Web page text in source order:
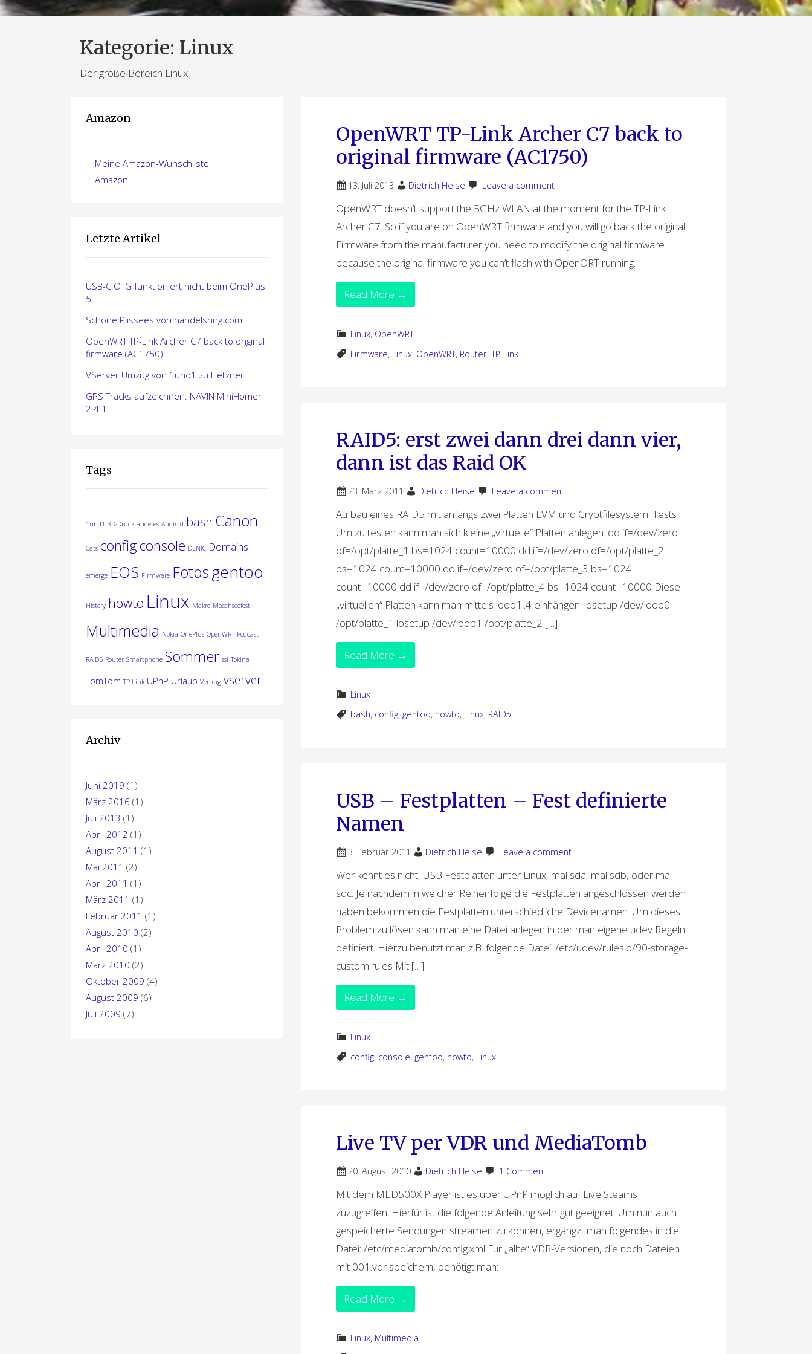
Kategorie: Linux
Der große Bereich Linux
OpenWRT TP-Link Archer C7 back to
original firmware (AC1750)
13. Juli 2013 Dietrich Heise Leave a comment
OpenWRT doesn’t support the 5GHz WLAN at the moment for the TP-Link
Archer C7. So if you are on OpenWRT firmware and you will go back the original
Firmware from the manufacturer you need to modify the original firmware
because the original firmware you can’t flash with OpenORT running.
Read More →
Linux, OpenWRT
Firmware, Linux, OpenWRT, Router,TP-Link
RAID5: erst zwei dann drei dann vier,
dann ist das Raid OK
23. März 2011 Dietrich Heise Leave a comment
Aufbau eines RAID5 mit anfangs zwei Platten LVM und Cryptfilesystem. Tests
Um zu testen kann man sich kleine „virtuelle“ Platten anlegen: dd if=/dev/zero
of=/opt/platte_1 bs=1024 count=10000 dd if=/dev/zero of=/opt/platte_2
bs=1024 count=10000 dd if=/dev/zero of=/opt/platte_3 bs=1024
count=10000 dd if=/dev/zero of=/opt/platte_4 bs=1024 count=10000 Diese
„virtuellen“ Platten kann man mittels loop1..4 einhängen. losetup /dev/loop0
/opt/platte_1 losetup /dev/loop1 /opt/platte_2 […]
Read More →
Linux
bash, config, gentoo, howto, Linux, RAID5
USB – Festplatten – Fest definierte
Namen
3. Februar 2011 Dietrich Heise Leave a comment
Wer kennt es nicht, USB Festplatten unter Linux, mal sda, mal sdb, oder mal
sdc. Je nachdem in welcher Reihenfolge die Festplatten angeschlossen werden
haben bekommen die Festplatten unterschiedliche Devicenamen. Um dieses
Problem zu lösen kann man eine Datei anlegen in der man eigene udev Regeln
definiert. Hierzu benutzt man z.B. folgende Datei: /etc/udev/rules.d/90-storage-
custom.rules Mit […]
Read More →
Linux
config, console, gentoo, howto, Linux
Live TV per VDR und MediaTomb
20. August 2010 Dietrich Heise 1 Comment
Mit dem MED500X Player ist es über UPnP möglich auf Live Steams
zuzugreifen. Hierfür ist die folgende Anleitung sehr gut geeignet. Um nun auch
gespeicherte Sendungen streamen zu können, ergängzt man folgendes in die
Datei: /etc/mediatomb/config.xml Für „allte“ VDR-Versionen, die noch Dateien
mit 001.vdr speichern, benötigt man:
Read More →
Linux, Multimedia
Amazon
Meine Amazon-Wunschliste
Amazon
Letzte Artikel
USB-C OTG funktioniert nicht beim OnePlus
5
Schöne Plissees von handelsring.com
OpenWRT TP-Link Archer C7 back to original
firmware (AC1750)
VServer Umzug von 1und1 zu Hetzner
GPS Tracks aufzeichnen: NAVIN MiniHomer
2.4.1
Tags
1und1 3D-Druck anderes Android bash Canon
Cats configconsole DENIC Domains
emerge EOS Firmware Fotosgentoo
History howto Linux Makro Maschseefest
Multimedia Nokia OnePlus OpenWRT Podcast
RAID5 Router Smartphone Sommer ssl Tokina
TomTom TP-Link UPnP Urlaub Vertrag vserver
Archiv
Juni 2019 (1)
März 2016 (1)
Juli 2013 (1)
April 2012 (1)
August 2011 (1)
Mai 2011 (2)
April 2011 (1)
März 2011 (1)
Februar 2011 (1)
August 2010 (2)
April 2010 (1)
März 2010 (2)
Oktober 2009 (4)
August 2009 (6)
Juli 2009 (7)